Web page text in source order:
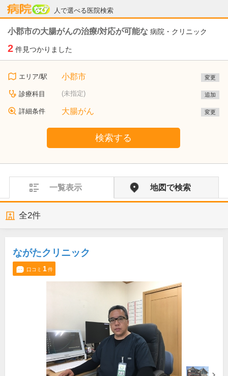
人で選べる医院検索
病院なび
小郡市の大腸がんの治療/対応が可能な 病院・クリニック
2 件見つかりました
エリア/駅 小郡市 変更
診療科目 (未指定) 追加
詳細条件 大腸がん 変更
検索する
一覧表示 地図で検索
全2件
ながたクリニック
口コミ 1件